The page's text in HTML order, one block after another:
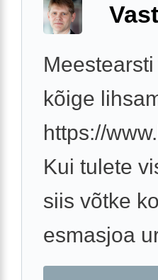
kõige
https://
Kui tulete
siis võtke
esmasjoa